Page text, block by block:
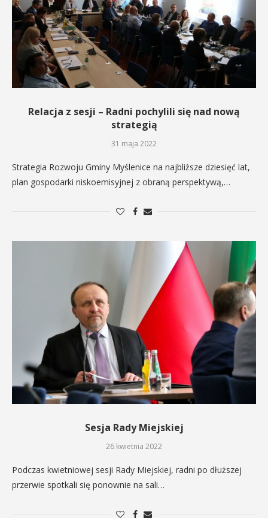
Relacja z sesji – Radni pochylili się nad nową
strategią
31 maja 2022
Strategia Rozwoju Gminy Myślenice na najbliższe dziesięć lat,
plan gospodarki niskoemisyjnej z obraną perspektywą,…
Sesja Rady Miejskiej
26 kwietnia 2022
Podczas kwietniowej sesji Rady Miejskiej, radni po dłuższej
przerwie spotkali się ponownie na sali…